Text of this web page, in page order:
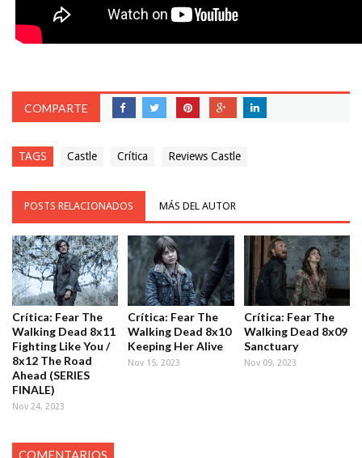
COMPARTE
TAGS Castle Crítica Reviews Castle
POSTS RELACIONADOS MÁS DEL AUTOR
Crítica: Fear The
Walking Dead 8x11
Fighting Like You /
8x12 The Road
Ahead (SERIES
FINALE)
Nov 24, 2023
Crítica: Fear The
Walking Dead 8x10
Keeping Her Alive
Nov 15, 2023
Crítica: Fear The
Walking Dead 8x09
Sanctuary
Nov 09, 2023
COMENTARIOS